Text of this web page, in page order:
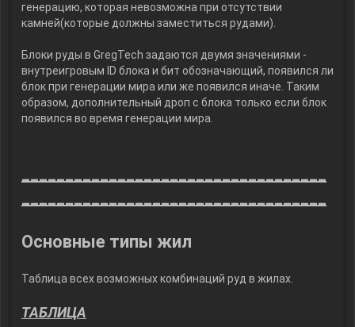
генерацию, которая невозможна при отсутствии
камней(которые должны заместиться рудами).
Блоки руды в GregTech задаются двумя значениями -
внутреигровым ID блока и бит обозначающий, появился ли
блок при генерации мира или же появился иначе. Таким
образом, дополнительный дроп с блока только если блок
появился во время генерации мира.
___________________________________
___________________________________
Основные типы жил
Таблица всех возможных комбинаций руд в жилах.
ТАБЛИЦА